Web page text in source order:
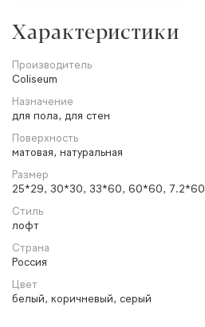
Характеристики
Производитель
Coliseum
Назначение
для пола, для стен
Поверхность
матовая, натуральная
Размер
25*29, 30*30, 33*60, 60*60, 7.2*60
Стиль
лофт
Страна
Россия
Цвет
белый, коричневый, серый